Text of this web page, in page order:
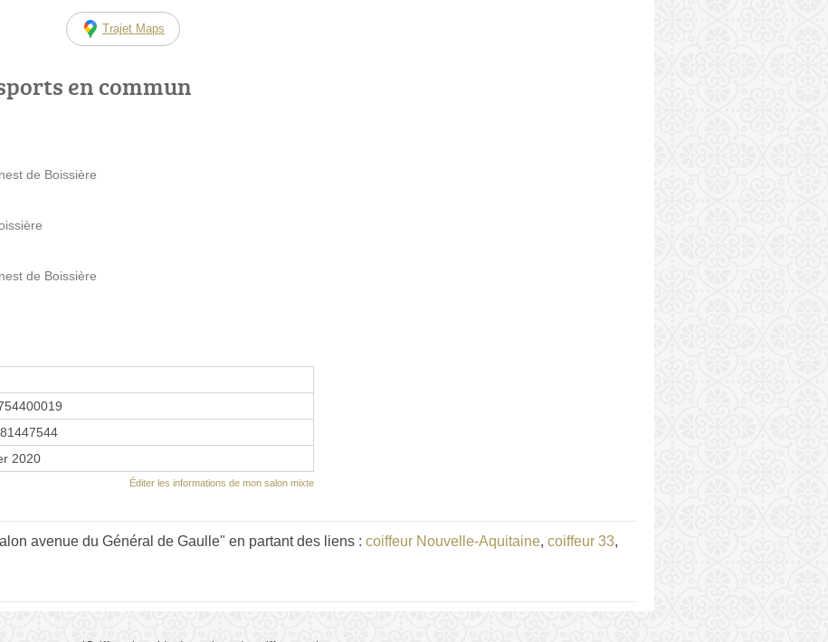
Trajet Maps
en commun
de Boissière
de Boissière
2020
Éditer les informations de mon salon mixte
avenue du Général de Gaulle" en partant des liens : coiffeur Nouvelle-Aquitaine, coiffeur 33,